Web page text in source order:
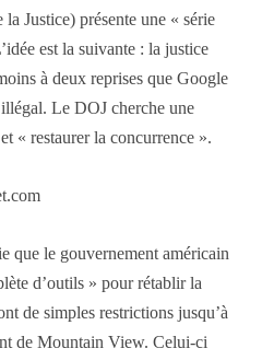
Justice) présente une « série
est la suivante : la justice
à deux reprises que Google
Le DOJ cherche une
« restaurer la concurrence ».
que le gouvernement américain
d’outils » pour rétablir la
de simples restrictions jusqu’à
de Mountain View. Celui-ci